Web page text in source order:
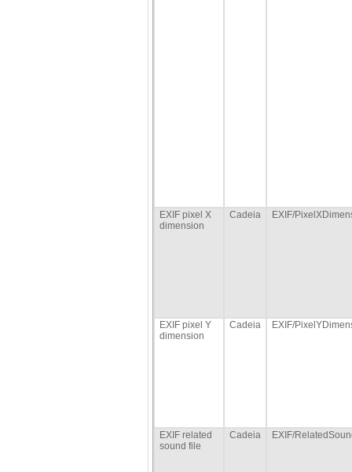
EXIF pixel X
dimension
Cadeia EXIF/
EXIF pixel Y
dimension
Cadeia EXIF/
EXIF related
sound file
Cadeia EXIF/